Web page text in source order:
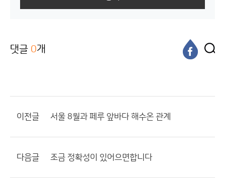
댓글 0개
이전글 서울 8월과 페루 앞바다 해수온 관계
다음글 조금 정확성이 있어으면합니다